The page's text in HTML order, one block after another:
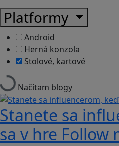
Platformy
Android
Herná konzola
Stolové, kartové
Načítam blogy
Stanete sa
sa v hre Follow